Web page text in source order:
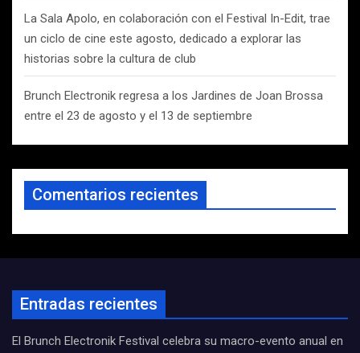
La Sala Apolo, en colaboración con el Festival In-Edit, trae
un ciclo de cine este agosto, dedicado a explorar las
historias sobre la cultura de club
Brunch Electronik regresa a los Jardines de Joan Brossa
entre el 23 de agosto y el 13 de septiembre
Comentarios recientes
Entradas recientes
El Brunch Electronik Festival celebra su macro-evento anual en